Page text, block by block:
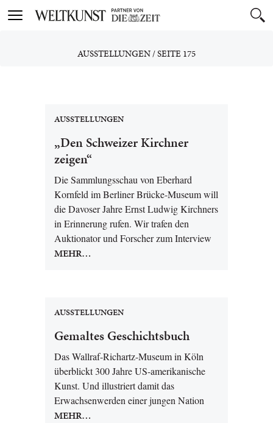
Toggle
AUSSTELLUNGEN/SEITE 175
AUSSTELLUNGEN
„Den Schweizer Kirchner
zeigen“
Die Sammlungsschau von Eberhard
Kornfeld im Berliner Brücke-Museum will
die Davoser Jahre Ernst Ludwig Kirchners
in Erinnerung rufen. Wir trafen den
Auktionator und Forscher zum Interview
MEHR…
AUSSTELLUNGEN
Gemaltes Geschichtsbuch
Das Wallraf-Richartz-Museum in Köln
überblickt 300 Jahre US-amerikanische
Kunst. Und illustriert damit das
Erwachsenwerden einer jungen Nation
MEHR…